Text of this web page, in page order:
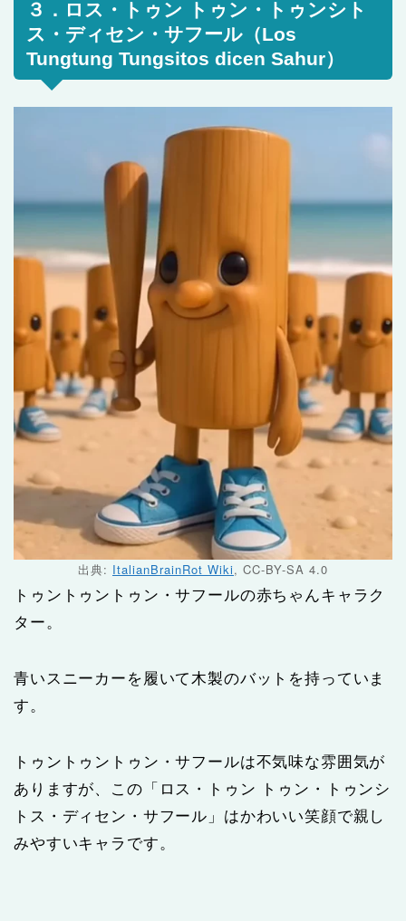
３．ロス・トゥン トゥン・トゥンシト
ス・ディセン・サフール（Los
Tungtung Tungsitos dicen Sahur）
出典: ItalianBrainRot Wiki, CC-BY-SA 4.0
トゥントゥントゥン・サフールの赤ちゃんキャラク
ター。
青いスニーカーを履いて木製のバットを持っていま
す。
トゥントゥントゥン・サフールは不気味な雰囲気が
ありますが、この「ロス・トゥン トゥン・トゥンシ
トス・ディセン・サフール」はかわいい笑顔で親し
みやすいキャラです。